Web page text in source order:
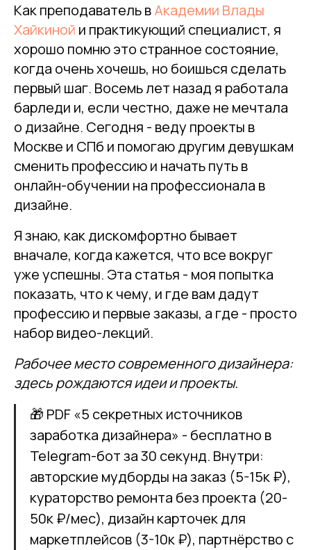
Как преподаватель вАкадемии Влады
Хайкиной и практикующий специалист, я
хорошо помню это странное состояние,
когда очень хочешь, но боишься сделать
первый шаг. Восемь лет назад я работала
барледи и, если честно, даже не мечтала
о дизайне. Сегодня - веду проекты в
Москве и СПб и помогаю другим девушкам
сменить профессию и начать путь в
онлайн-обучении на профессионала в
дизайне.
Я знаю, как дискомфортно бывает
вначале, когда кажется, что все вокруг
уже успешны. Эта статья - моя попытка
показать, что к чему, и где вам дадут
профессию и первые заказы, а где - просто
набор видео-лекций.
Рабочее место современного дизайнера:
здесь рождаются идеи и проекты.
🎁 PDF «5 секретных источников
заработка дизайнера» - бесплатно в
Telegram-бот за 30 секунд. Внутри:
авторские мудборды на заказ (5-15к ₽),
кураторство ремонта без проекта (20-
50к ₽/мес), дизайн карточек для
маркетплейсов (3-10к ₽), партнёрство с